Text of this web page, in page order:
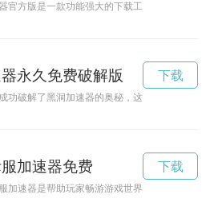
官方版是一款功能强大的下载工具，能够帮助
永久免费破解版
功破解了黑洞加速器的奥秘，这一突破将对物理
下载
加速器免费
加速器是帮助玩家畅游游戏世界的必备利器，
下载